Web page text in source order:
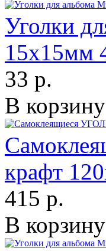
Уголки
15х15мм
33 р.
В корзину
крафт
415 р.
В корзину